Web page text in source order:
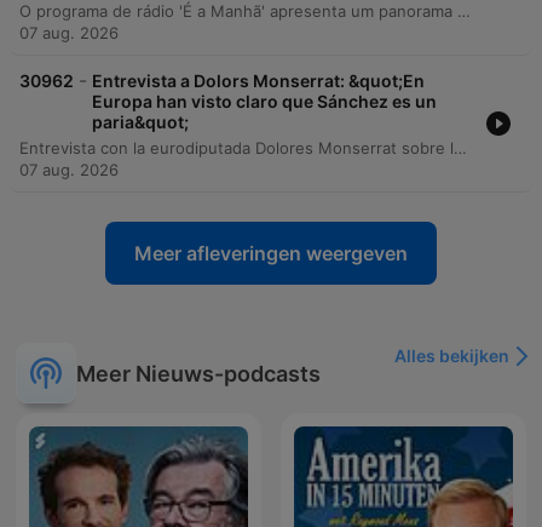
O programa de rádio 'É a Manhã' apresenta um panorama abrangente das principais notícias da Espanha e do cenário internacional em agosto de 2026. A edição aborda tensões políticas na Andaluzia relacionadas à violência doméstica, investigações de corrupção envolvendo o PSOE e debates sobre gestão pública em Madrid. No âmbito internacional, são discutidos os diálogos políticos na Venezuela e a posse de Abelardo de la Espriella na Colômbia. A cobertura inclui ainda atualizações sobre saúde pública, como casos de vírus em Galiza, crises climáticas com incêndios florestais, o aumento nos preços de combustíveis e energia, além de um resumo esportivo detalhando movimentações no mercado de transferências do Real Madrid e Barcelona, bem como as competições de MotoGP e tênis.
07 aug. 2026
30962 - Entrevista a Dolors Monserrat: &quot;En
Europa han visto claro que Sánchez es un
paria&quot;
Entrevista con la eurodiputada Dolores Monserrat sobre la crisis migratoria en Ceuta y la gestión del gobierno de Pedro Sánchez. La invitada analiza la falta de coordinación entre el Estado español y la Unión Europea, señalando que España no ha solicitado los apoyos necesarios de Frontex y que existe una falta de identificación de los individuos presentes en la frontera. La conversación aborda las implicaciones de seguridad nacional e integridad territorial, la necesidad de aplicar la directiva de retornos para menores no vulnerables y la importancia de reforzar la diplomacia migratoria con países terceros como Marruecos. Monserrat critica la postura del gobierno español frente a los mecanismos europeos de protección de fronteras y advierte sobre las posibles consecuencias en el espacio Schengen.
07 aug. 2026
Meer afleveringen weergeven
Meer Nieuws-podcasts
Alles bekijken